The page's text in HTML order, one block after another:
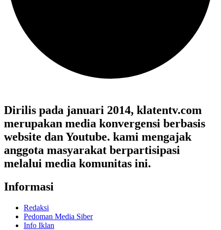
Dirilis pada januari 2014, klatentv.com
merupakan media konvergensi berbasis
website dan Youtube. kami mengajak
anggota masyarakat berpartisipasi
melalui media komunitas ini.
Informasi
Redaksi
Pedoman Media Siber
Info Iklan